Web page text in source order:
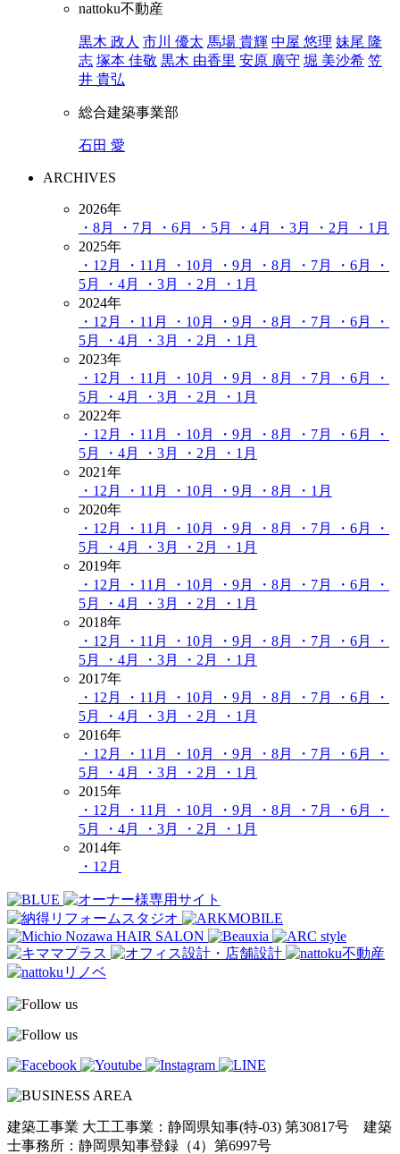
nattoku不動産
黒木 政人 市川 優太 馬場 貴輝 中屋 悠理 妹尾 隆
志 塚本 佳敬 黒木 由香里 安原 廣守 堀 美沙希 笠
井 貴弘
総合建築事業部
石田 愛
ARCHIVES
2026年
・8月
・7月 ・6月 ・5月 ・4月 ・3月 ・2月
・1月
2025年
・12月
・11月 ・10月 ・9月 ・8月 ・7月 ・6月
・
5月
・4月 ・3月 ・2月
・1月
2024年
・12月
・11月 ・10月 ・9月 ・8月 ・7月 ・6月
・
5月
・4月 ・3月 ・2月
・1月
2023年
・12月
・11月 ・10月 ・9月 ・8月 ・7月 ・6月
・
5月
・4月 ・3月 ・2月
・1月
2022年
・12月
・11月 ・10月 ・9月 ・8月 ・7月 ・6月
・
5月
・4月 ・3月 ・2月
・1月
2021年
・12月
・11月 ・10月 ・9月 ・8月
・1月
2020年
・12月
・11月 ・10月 ・9月 ・8月 ・7月 ・6月
・
5月
・4月 ・3月 ・2月
・1月
2019年
・12月
・11月 ・10月 ・9月 ・8月 ・7月 ・6月
・
5月
・4月 ・3月 ・2月
・1月
2018年
・12月
・11月 ・10月 ・9月 ・8月 ・7月 ・6月
・
5月
・4月 ・3月 ・2月
・1月
2017年
・12月
・11月 ・10月 ・9月 ・8月 ・7月 ・6月
・
5月
・4月 ・3月 ・2月
・1月
2016年
・12月
・11月 ・10月 ・9月 ・8月 ・7月 ・6月
・
5月
・4月 ・3月 ・2月
・1月
2015年
・12月
・11月 ・10月 ・9月 ・8月 ・7月 ・6月
・
5月
・4月 ・3月 ・2月
・1月
2014年
・12月
建築工事業 大工工事業：静岡県知事(特-03) 第30817号 建築
士事務所：静岡県知事登録（4）第6997号